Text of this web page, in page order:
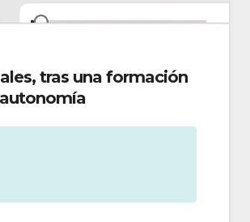
tras una formación